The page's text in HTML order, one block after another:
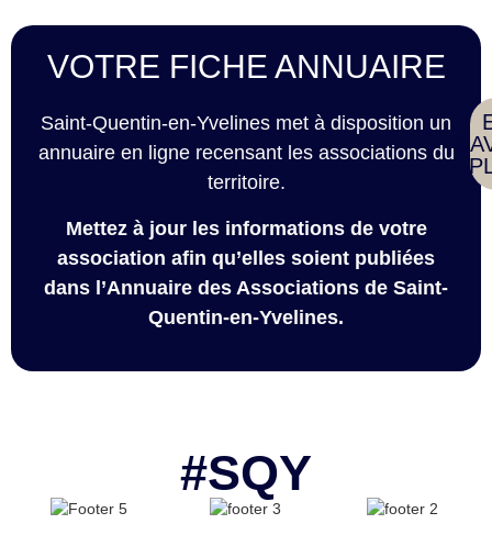
VOTRE FICHE ANNUAIRE
Saint-Quentin-en-Yvelines met à disposition un
annuaire en ligne recensant les associations du
territoire.
Mettez à jour les informations de votre
association afin qu’elles soient publiées
dans l’Annuaire des Associations de Saint-
Quentin-en-Yvelines.
#SQY